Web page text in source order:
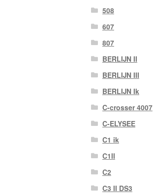
508
607
807
BERLIJN II
BERLIJN III
BERLIJN Ik
C-crosser 4007
C-ELYSEE
C1 ik
C1II
C2
C3 II DS3